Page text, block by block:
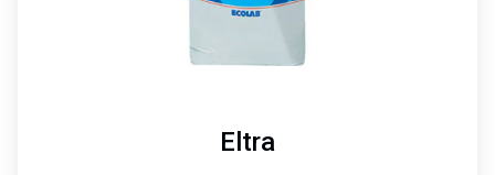
Eltra